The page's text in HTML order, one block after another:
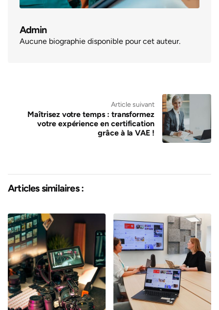
Admin
Aucune biographie disponible pour cet auteur.
Article suivant
Maîtrisez votre temps : transformez
votre expérience en certification
grâce à la VAE !
Articles similaires :